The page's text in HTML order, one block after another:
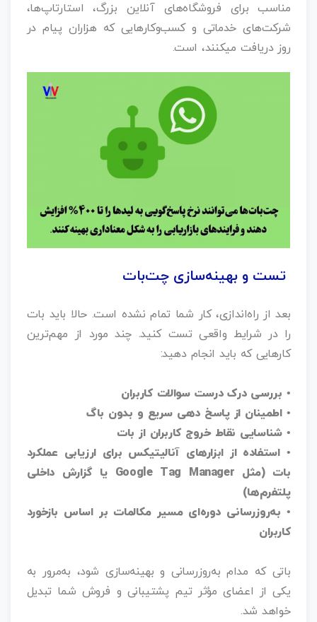
مناسب برای فروشگاه‌های آنلاین بزرگ، استارتاپ‌ها،
شرکت‌های خدماتی و کسب‌وکارهایی که هزاران پیام در
روز دریافت میکنند، است.
تست و بهینه‌سازی چت‌بات
بعد از راه‌اندازی، کار شما تمام نشده است. حالا باید بات
را در شرایط واقعی تست کنید. چند مورد از مهم‌ترین
کارهایی که باید انجام دهید:
• بررسی درک درست سوالات کاربران
• اطمینان از پاسخ‌ دهی سریع و بدون باگ
• شناسایی نقاط خروج کاربران از بات
• استفاده از ابزارهای آنالیتیکس برای ارزیابی عملکرد
بات (مثل Google Tag Manager یا گزارش داخلی
پلتفرم‌ها)
• به‌روزرسانی دوره‌ای مسیر مکالمات بر اساس بازخورد
کاربران
باتی که مدام به‌روزرسانی و بهینه‌سازی شود، به‌مرور به
یکی از اعضای مؤثر تیم پشتیبانی و فروش شما تبدیل
خواهد شد.